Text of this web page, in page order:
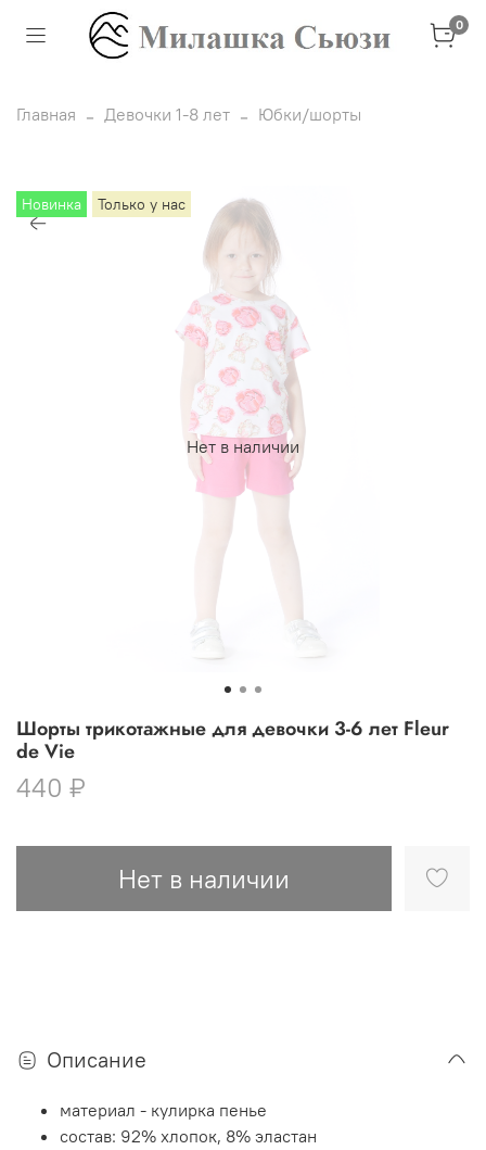
0
Главная Девочки 1-8 лет Юбки/шорты
Нет в наличии
Новинка Только у нас
Шорты трикотажные для девочки 3-6 лет Fleur
de Vie
440 ₽
Нет в наличии
Описание
материал - кулирка пенье
состав: 92% хлопок, 8% эластан